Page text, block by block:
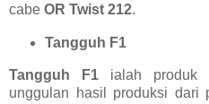
cabe OR Twist 212.
Tangguh F1
Tangguh F1 ialah produk
unggulan hasil produksi dari